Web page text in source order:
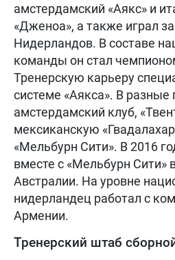
амстердамский «Аякс» и
«Дженоа», а также играл
Нидерландов. В составе
команды он стал
Тренерскую карьеру
системе «Аякса». В разные
амстердамский клуб,
мексиканскую
«Мельбурн Сити». В 2016
вместе с «Мельбурн Сити»
Австралии. На уровне
нидерландец работал с
Армении.
Тренерский штаб